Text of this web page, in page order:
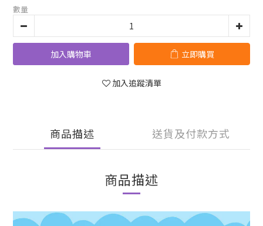
數量
加入購物車 立即購買
加入追蹤清單
商品描述 送貨及付款方式
商品描述